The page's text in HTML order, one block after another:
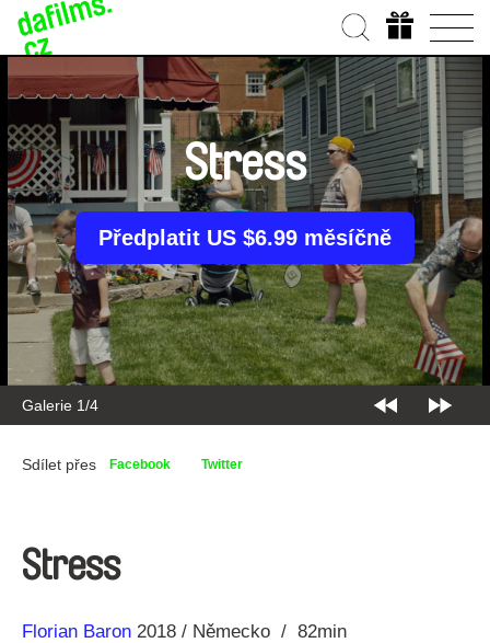
Galerie 1/4
Stress
Předplatit US $6.99 měsíčně
Sdílet přes Facebook Twitter
Stress
Režie
Florian Baron
Rok 2018 Německo
82min